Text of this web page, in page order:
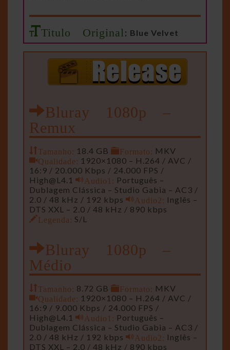
Titulo Original: Blue Velvet
Bluray 1080p –
Remux
Tamanho: 18.4 GB Formato: MKV
Qualidade: 1920×1080 – H.264 / AVC /
16:9 / 20.000 Kbps / 24.000 FPS /
High@L4.1
Audio1: Português –
Dublagem Clássica – Studio Gabia – AC3 /
2.0 / 48 kHz / 192 kbps
Audio2: Inglês –
DTS XXL – 2.0 / 48 kHz / 890 kbps
Legenda: S/L
Bluray 1080p –
Médio
Tamanho: 8.72 GB Formato: MKV
Qualidade: 1920×1080 – H.264 / AVC /
16:9 / 9.000 Kbps / 24.000 FPS /
High@L4.1
Audio1: Português –
Dublagem Clássica – Studio Gabia – AC3 /
2.0 / 48 kHz / 192 kbps
Audio2: Inglês –
DTS XXL – 2.0 / 48 kHz / 890 kbps